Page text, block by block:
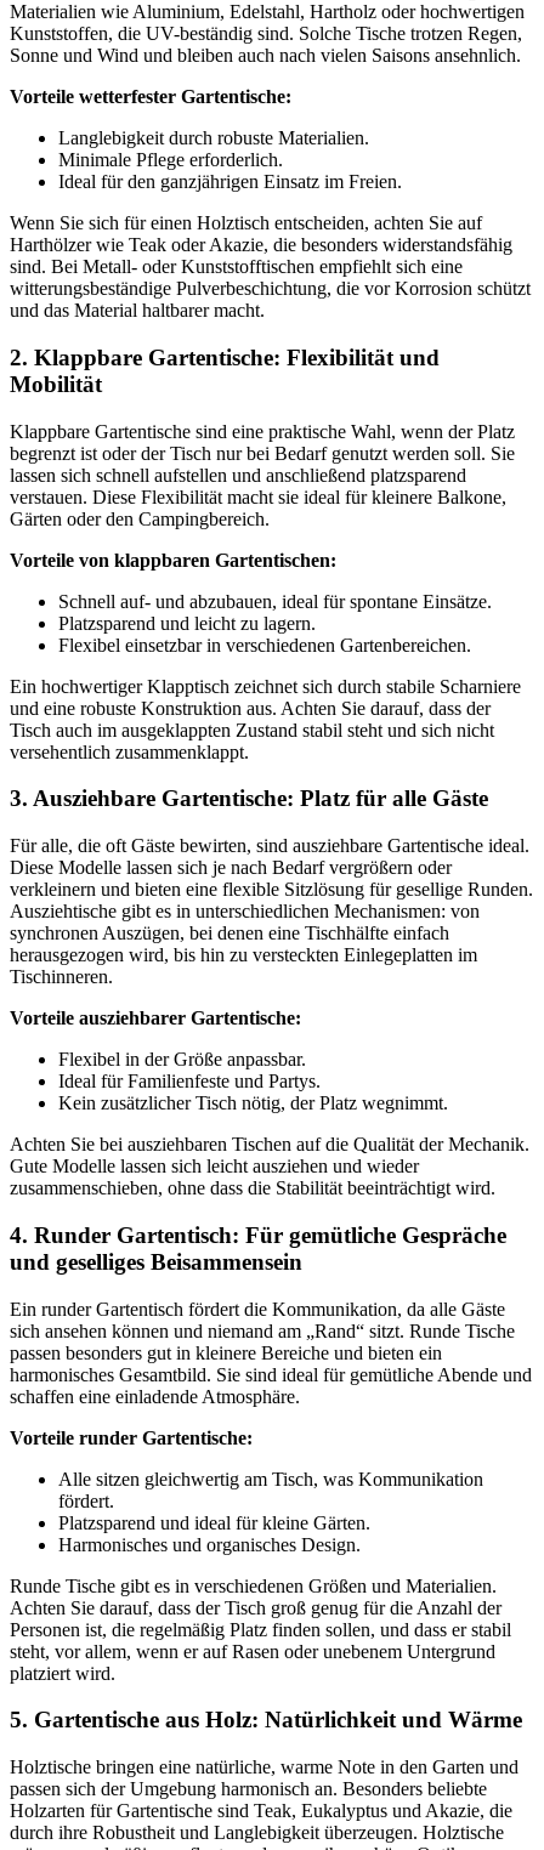
Materialien wie Aluminium, Edelstahl, Hartholz oder hochwertigen
Kunststoffen, die UV-beständig sind. Solche Tische trotzen Regen,
Sonne und Wind und bleiben auch nach vielen Saisons ansehnlich.
Vorteile wetterfester Gartentische:
Langlebigkeit durch robuste Materialien.
Minimale Pflege erforderlich.
Ideal für den ganzjährigen Einsatz im Freien.
Wenn Sie sich für einen Holztisch entscheiden, achten Sie auf
Harthölzer wie Teak oder Akazie, die besonders widerstandsfähig
sind. Bei Metall- oder Kunststofftischen empfiehlt sich eine
witterungsbeständige Pulverbeschichtung, die vor Korrosion schützt
und das Material haltbarer macht.
2. Klappbare Gartentische: Flexibilität und
Mobilität
Klappbare Gartentische sind eine praktische Wahl, wenn der Platz
begrenzt ist oder der Tisch nur bei Bedarf genutzt werden soll. Sie
lassen sich schnell aufstellen und anschließend platzsparend
verstauen. Diese Flexibilität macht sie ideal für kleinere Balkone,
Gärten oder den Campingbereich.
Vorteile von klappbaren Gartentischen:
Schnell auf- und abzubauen, ideal für spontane Einsätze.
Platzsparend und leicht zu lagern.
Flexibel einsetzbar in verschiedenen Gartenbereichen.
Ein hochwertiger Klapptisch zeichnet sich durch stabile Scharniere
und eine robuste Konstruktion aus. Achten Sie darauf, dass der
Tisch auch im ausgeklappten Zustand stabil steht und sich nicht
versehentlich zusammenklappt.
3. Ausziehbare Gartentische: Platz für alle Gäste
Für alle, die oft Gäste bewirten, sind ausziehbare Gartentische ideal.
Diese Modelle lassen sich je nach Bedarf vergrößern oder
verkleinern und bieten eine flexible Sitzlösung für gesellige Runden.
Ausziehtische gibt es in unterschiedlichen Mechanismen: von
synchronen Auszügen, bei denen eine Tischhälfte einfach
herausgezogen wird, bis hin zu versteckten Einlegeplatten im
Tischinneren.
Vorteile ausziehbarer Gartentische:
Flexibel in der Größe anpassbar.
Ideal für Familienfeste und Partys.
Kein zusätzlicher Tisch nötig, der Platz wegnimmt.
Achten Sie bei ausziehbaren Tischen auf die Qualität der Mechanik.
Gute Modelle lassen sich leicht ausziehen und wieder
zusammenschieben, ohne dass die Stabilität beeinträchtigt wird.
4. Runder Gartentisch: Für gemütliche Gespräche
und geselliges Beisammensein
Ein runder Gartentisch fördert die Kommunikation, da alle Gäste
sich ansehen können und niemand am „Rand“ sitzt. Runde Tische
passen besonders gut in kleinere Bereiche und bieten ein
harmonisches Gesamtbild. Sie sind ideal für gemütliche Abende und
schaffen eine einladende Atmosphäre.
Vorteile runder Gartentische:
Alle sitzen gleichwertig am Tisch, was Kommunikation
fördert.
Platzsparend und ideal für kleine Gärten.
Harmonisches und organisches Design.
Runde Tische gibt es in verschiedenen Größen und Materialien.
Achten Sie darauf, dass der Tisch groß genug für die Anzahl der
Personen ist, die regelmäßig Platz finden sollen, und dass er stabil
steht, vor allem, wenn er auf Rasen oder unebenem Untergrund
platziert wird.
5. Gartentische aus Holz: Natürlichkeit und Wärme
Holztische bringen eine natürliche, warme Note in den Garten und
passen sich der Umgebung harmonisch an. Besonders beliebte
Holzarten für Gartentische sind Teak, Eukalyptus und Akazie, die
durch ihre Robustheit und Langlebigkeit überzeugen. Holztische